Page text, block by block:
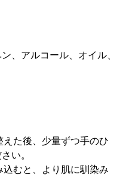
、アルコール、オイル、
た後、少量ずつ手のひ
い。
むと、より肌に馴染み